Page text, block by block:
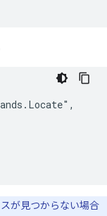
が見つからない場合